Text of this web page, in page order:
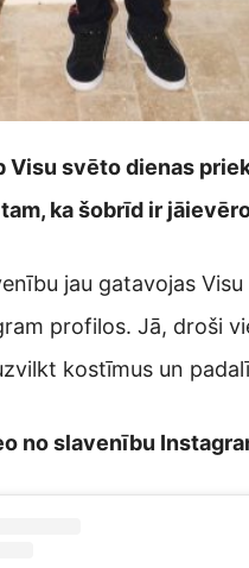
Visu svēto dienas
ka šobrīd ir
jau gatavojas
profilos. Jā, droši
kostīmus un
no slavenību